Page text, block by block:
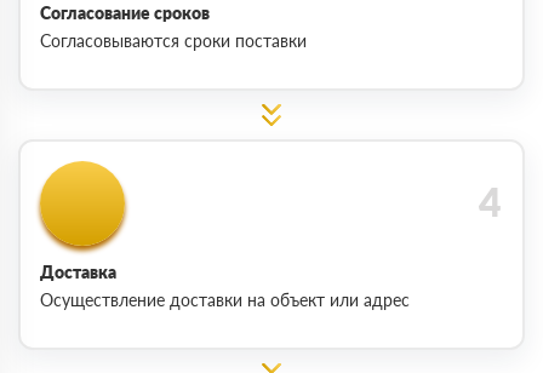
Согласование сроков
Согласовываются сроки поставки
Доставка
Осуществление доставки на объект или адрес